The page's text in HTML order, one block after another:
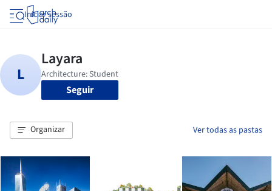
Iniciar sessão
Seguir
Organizar Ver todas as pastas